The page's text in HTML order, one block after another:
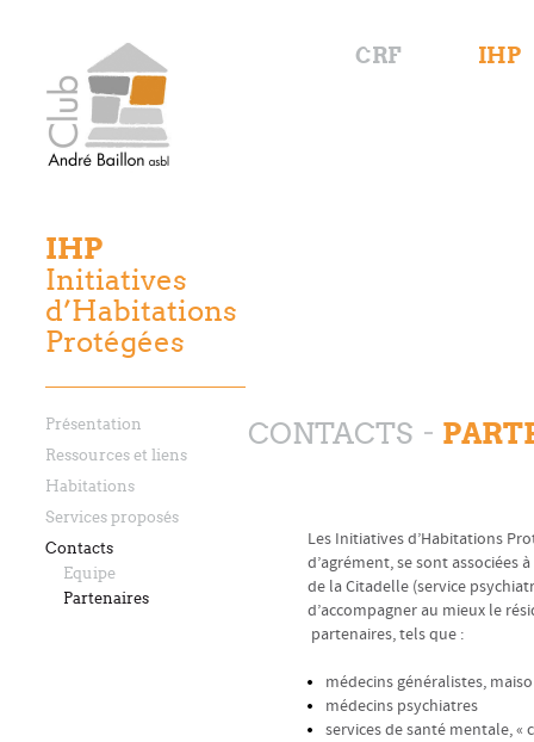
CRF IHP
IHP
Initiatives
d’Habitations
Protégées
Présentation
Ressources et liens
Habitations
Services proposés
Contacts
Equipe
Partenaires
CONTACTS
Les Initiatives d’Habitations
d’agrément, se sont associées
de la Citadelle (service
d’accompagner au mieux le
partenaires, tels que :
médecins généralistes,
médecins psychiatres
services de santé mentale, «